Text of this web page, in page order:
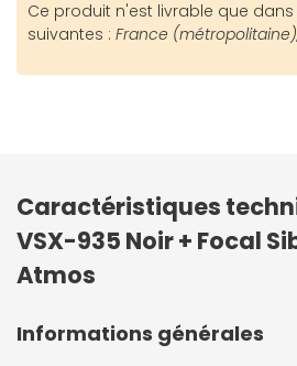
Ce produit n'est livrable que
suivantes : France
Caractéristiques
VSX-935 Noir + Focal
Atmos
Informations générales